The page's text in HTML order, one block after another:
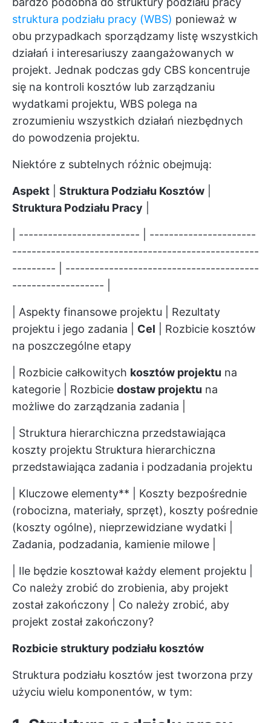
struktura podziału pracy (WBS) ponieważ w
obu przypadkach sporządzamy listę wszystkich
działań i interesariuszy zaangażowanych w
projekt. Jednak podczas gdy CBS koncentruje
się na kontroli kosztów lub zarządzaniu
wydatkami projektu, WBS polega na
zrozumieniu wszystkich działań niezbędnych
do powodzenia projektu.
Niektóre z subtelnych różnic obejmują:
Aspekt Struktura Podziału Kosztów
Struktura Podziału Pracy
| ------------------------- | ----------------------
---------------------------------------------------
--------- | ----------------------------------------
------------------- |
| Aspekty finansowe projektu | Rezultaty
projektu i jego zadania | Cel | Rozbicie kosztów
na poszczególne etapy
| Rozbicie całkowitych kosztów projektu na
kategorie | Rozbicie dostaw projektu na
możliwe do zarządzania zadania |
| Struktura hierarchiczna przedstawiająca
koszty projektu Struktura hierarchiczna
przedstawiająca zadania i podzadania projektu
| Kluczowe elementy** | Koszty bezpośrednie
(robocizna, materiały, sprzęt), koszty pośrednie
(koszty ogólne), nieprzewidziane wydatki |
Zadania, podzadania, kamienie milowe |
| Ile będzie kosztował każdy element projektu |
Co należy zrobić do zrobienia, aby projekt
został zakończony | Co należy zrobić, aby
projekt został zakończony?
Rozbicie struktury podziału kosztów
Struktura podziału kosztów jest tworzona przy
użyciu wielu komponentów, w tym: